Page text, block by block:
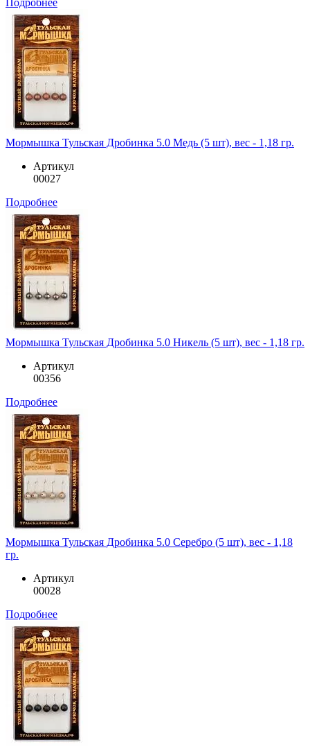
Мормышка Тульская Дробинка 5.0 Медь (5 шт), вес - 1,18 гр.
Артикул
00027
Подробнее
Мормышка Тульская Дробинка 5.0 Никель (5 шт), вес - 1,18 гр.
Артикул
00356
Подробнее
Мормышка Тульская Дробинка 5.0 Серебро (5 шт), вес - 1,18
гр.
Артикул
00028
Подробнее